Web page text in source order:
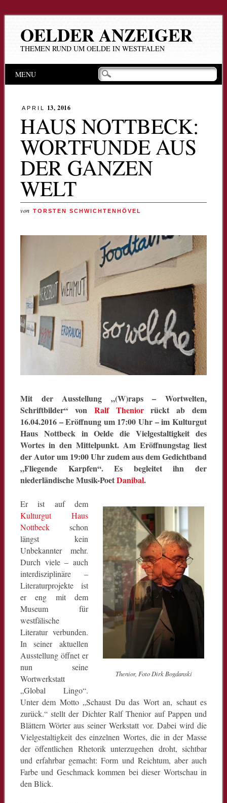
OELDER ANZEIGER
THEMEN RUND UM OELDE IN WESTFALEN
Hauptmenü
Inhalt
MENU
APRIL 13, 2016
HAUS NOTTBECK:
WORTFUNDE AUS
DER GANZEN
WELT
von TORSTEN SCHWICHTENHÖVEL
Mit der Ausstellung „(W)raps – Wortwelten,
Schriftbilder“ von Ralf Theniorrückt ab dem
16.04.2016 – Eröffnung um 17:00 Uhr – im Kulturgut
Haus Nottbeck in Oelde die Vielgestaltigkeit des
Wortes in den Mittelpunkt. Am Eröffnungstag liest
der Autor um 19:00 Uhr zudem aus dem Gedichtband
„Fliegende Karpfen“. Es begleitet ihn der
niederländische Musik-PoetDanibal.
Thenior, Foto Dirk Bogdanski
Er ist auf dem
Kulturgut Haus
Nottbeckschon
längst kein
Unbekannter mehr.
Durch viele – auch
interdisziplinäre –
Literaturprojekte ist
er eng mit dem
Museum für
westfälische
Literatur verbunden.
In seiner aktuellen
Ausstellung öffnet er
nun seine
Wortwerkstatt
„Global Lingo“.
Unter dem Motto „Schaust Du das Wort an, schaut es
zurück.“ stellt der Dichter Ralf Thenior auf Pappen und
Blättern Wörter aus seiner Werkstatt vor. Dabei wird die
Vielgestaltigkeit des einzelnen Wortes, die in der Masse
der öffentlichen Rhetorik unterzugehen droht, sichtbar
und erfahrbar gemacht: Form und Reichtum, aber auch
Farbe und Geschmack kommen bei dieser Wortschau in
den Blick.